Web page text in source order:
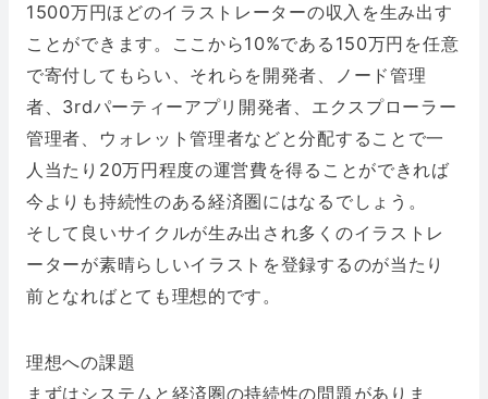
1500万円ほどのイラストレーターの収入を生み出す
ことができます。ここから10%である150万円を任意
で寄付してもらい、それらを開発者、ノード管理
者、3rdパーティーアプリ開発者、エクスプローラー
管理者、ウォレット管理者などと分配することで一
人当たり20万円程度の運営費を得ることができれば
今よりも持続性のある経済圏にはなるでしょう。
そして良いサイクルが生み出され多くのイラストレ
ーターが素晴らしいイラストを登録するのが当たり
前となればとても理想的です。
理想への課題
まずはシステムと経済圏の持続性の問題がありま